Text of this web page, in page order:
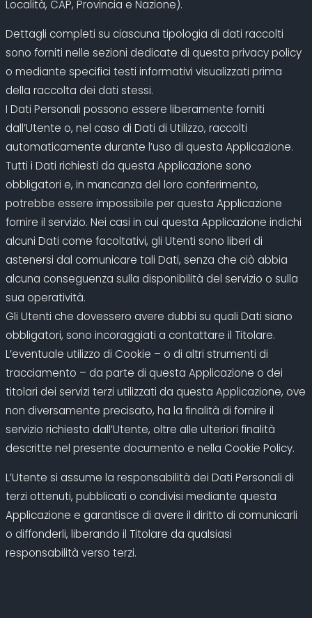
Località, CAP, Provincia e Nazione).
Dettagli completi su ciascuna tipologia di dati raccolti
sono forniti nelle sezioni dedicate di questa privacy policy
o mediante specifici testi informativi visualizzati prima
della raccolta dei dati stessi.
I Dati Personali possono essere liberamente forniti
dall’Utente o, nel caso di Dati di Utilizzo, raccolti
automaticamente durante l’uso di questa Applicazione.
Tutti i Dati richiesti da questa Applicazione sono
obbligatori e, in mancanza del loro conferimento,
potrebbe essere impossibile per questa Applicazione
fornire il servizio. Nei casi in cui questa Applicazione indichi
alcuni Dati come facoltativi, gli Utenti sono liberi di
astenersi dal comunicare tali Dati, senza che ciò abbia
alcuna conseguenza sulla disponibilità del servizio o sulla
sua operatività.
Gli Utenti che dovessero avere dubbi su quali Dati siano
obbligatori, sono incoraggiati a contattare il Titolare.
L’eventuale utilizzo di Cookie – o di altri strumenti di
tracciamento – da parte di questa Applicazione o dei
titolari dei servizi terzi utilizzati da questa Applicazione, ove
non diversamente precisato, ha la finalità di fornire il
servizio richiesto dall’Utente, oltre alle ulteriori finalità
descritte nel presente documento e nella Cookie Policy.
L’Utente si assume la responsabilità dei Dati Personali di
terzi ottenuti, pubblicati o condivisi mediante questa
Applicazione e garantisce di avere il diritto di comunicarli
o diffonderli, liberando il Titolare da qualsiasi
responsabilità verso terzi.